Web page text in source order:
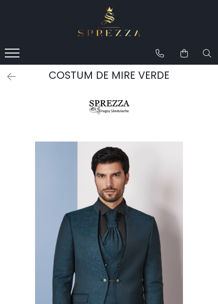
Costume de mire 2026
Redingotă bărbați
Frac bărbați
Costume la comandă
Papioane bărbați
Ace Pin pentru Guler Cămașă
Rochii de mireasă 2027
Pantofi de mireasă
Costume damă elegante
Vesta la comanda
COSTUM DE MIRE VERDE